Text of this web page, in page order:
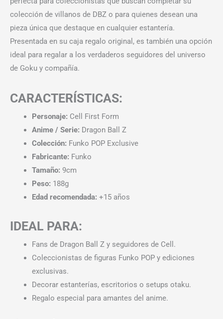
colección de villanos de DBZ o para quienes desean una
pieza única que destaque en cualquier estantería.
Presentada en su caja regalo original, es también una opción
ideal para regalar a los verdaderos seguidores del universo
de Goku y compañía.
CARACTERÍSTICAS:
Personaje: Cell First Form
Anime / Serie: Dragon Ball Z
Colección: Funko POP Exclusive
Fabricante: Funko
Tamaño: 9cm
Peso: 188g
Edad recomendada: +15 años
IDEAL PARA:
Fans de Dragon Ball Z y seguidores de Cell.
Coleccionistas de figuras Funko POP y ediciones
exclusivas.
Decorar estanterías, escritorios o setups otaku.
Regalo especial para amantes del anime.